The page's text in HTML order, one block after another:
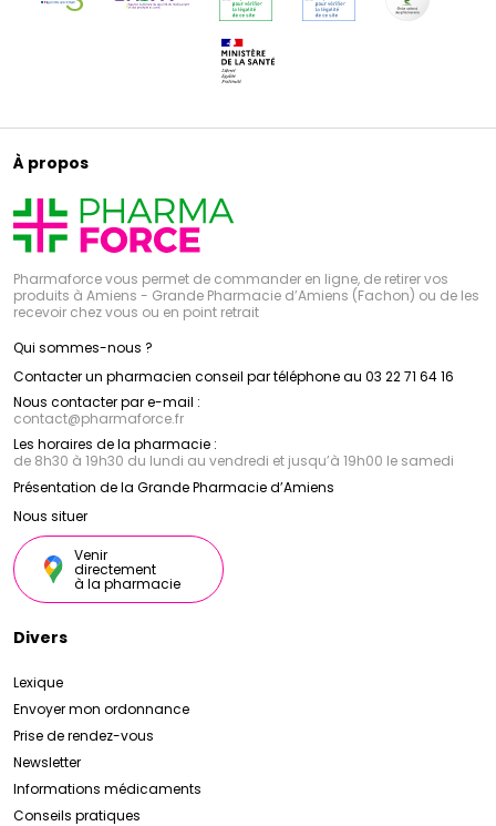
À propos
Pharmaforce vous permet de commander en ligne, de retirer vos
produits à Amiens - Grande Pharmacie d’Amiens (Fachon) ou de les
recevoir chez vous ou en point retrait
Qui sommes-nous ?
Contacter un pharmacien conseil par téléphone au 03 22 71 64 16
Nous contacter par e-mail :
contact@pharmaforce.fr
Les horaires de la pharmacie :
de 8h30 à 19h30 du lundi au vendredi et jusqu’à 19h00 le samedi
Présentation de la Grande Pharmacie d’Amiens
Nous situer
Venir
directement
à la pharmacie
Divers
Lexique
Envoyer mon ordonnance
Prise de rendez-vous
Newsletter
Informations médicaments
Conseils pratiques